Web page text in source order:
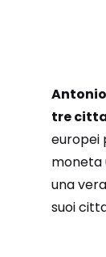
tre
europei
moneta
una
suoi